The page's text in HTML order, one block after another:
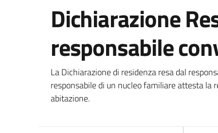
Dichiarazione
responsabile
Dettagli del
La Dichiarazione di residenza resa dal
responsabile di un nucleo familiare attesta la
abitazione.